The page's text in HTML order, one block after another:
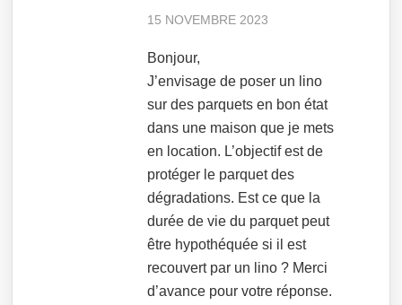
15 NOVEMBRE 2023
Bonjour,
J’envisage de poser un lino
sur des parquets en bon état
dans une maison que je mets
en location. L’objectif est de
protéger le parquet des
dégradations. Est ce que la
durée de vie du parquet peut
être hypothéquée si il est
recouvert par un lino ? Merci
d’avance pour votre réponse.